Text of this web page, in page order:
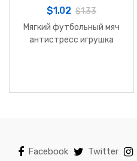
$1.02 $1.33
Мягкий футбольный мяч
антистресс игрушка
Facebook Twitter